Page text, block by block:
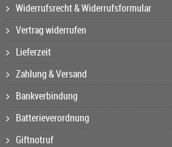
Widerrufsrecht & Widerrufsformular
Vertrag widerrufen
Lieferzeit
Zahlung & Versand
Bankverbindung
Batterieverordnung
Giftnotruf